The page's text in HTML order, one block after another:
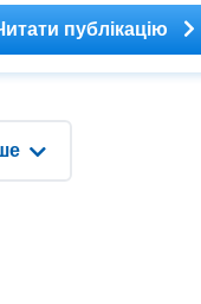
boarding systems
There were
at airports across
публікацію